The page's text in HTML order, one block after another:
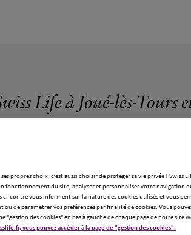
Life à Joué-lès-
Swiss Life à Joué-lès-
propres choix, c’est aussi choisir de protéger sa vie privée ! Swiss
fonctionnement du site, analyser et personnaliser votre navigation
ci-contre vous informent sur la nature des cookies utilisés et vous
ou de paramétrer vos préférences par finalité de cookies. Vous
"gestion des cookies" en bas à gauche de chaque page de notre site
vous pouvez accéder à la page de "gestion des cookies".